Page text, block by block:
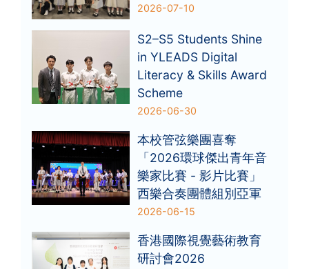
2026-07-10
S2–S5 Students Shine
in YLEADS Digital
Literacy & Skills Award
Scheme
2026-06-30
本校管弦樂團喜奪
「2026環球傑出青年音
樂家比賽 - 影片比賽」
西樂合奏團體組別亞軍
2026-06-15
香港國際視覺藝術教育
研討會2026